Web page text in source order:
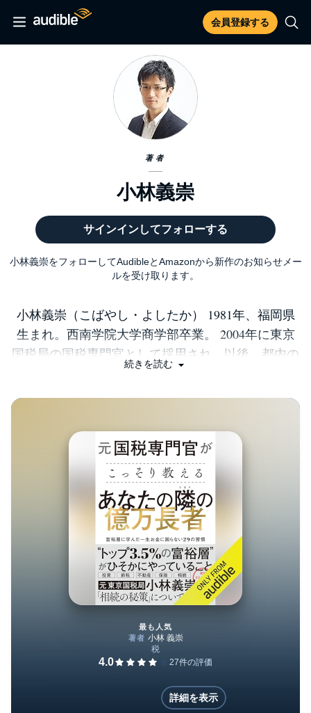
会員登録する
著者
小林義崇
サインインしてフォローする
小林義崇をフォローしてAudibleとAmazonから新作のお知らせメー
ルを受け取ります。
小林義崇（こばやし・よしたか） 1981年、福岡県
生まれ。西南学院大学商学部卒業。 2004年に東京
国税局の国税専門官として採用され、以後、都内の
税務署、東京国税局、東京国税不服審判所におい
し、フリーライターに転身。書籍や雑誌、ウェブメ
ディアを中心とする精力的な執筆活動に加え、お金
に関するセミナーを行っている。 公式ホームペー
ジ https://yoshi-koba.com
続きを読む
元国税専門官がこっそり教え
最も人気
詳細を表示